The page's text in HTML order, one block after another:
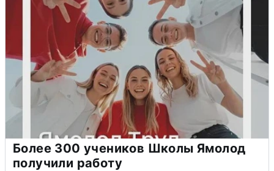
Более 300 учеников Школы Ямолод
получили работу